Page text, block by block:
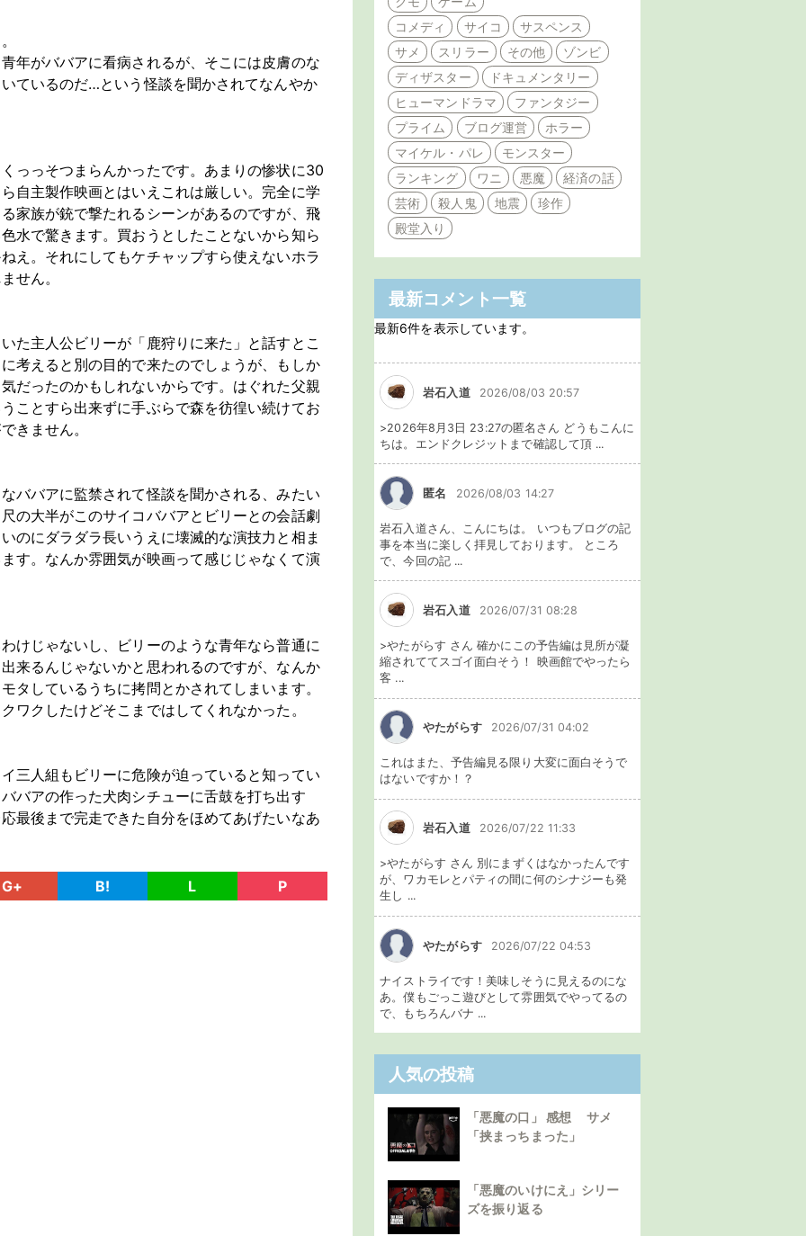
年がババアに看病されるが、そこには皮膚のな
ているのだ…という怪談を聞かされてなんやか
っっそつまらんかったです。あまりの惨状に30
自主製作映画とはいえこれは厳しい。完全に学
家族が銃で撃たれるシーンがあるのですが、飛
水で驚きます。買おうとしたことないから知ら
え。それにしてもケチャップすら使えないホラ
せん。
た主人公ビリーが「鹿狩りに来た」と話すとこ
考えると別の目的で来たのでしょうが、もしか
だったのかもしれないからです。はぐれた父親
ことすら出来ずに手ぶらで森を彷徨い続けてお
きません。
ババアに監禁されて怪談を聞かされる、みたい
の大半がこのサイコババアとビリーとの会話劇
のにダラダラ長いうえに壊滅的な演技力と相ま
す。なんか雰囲気が映画って感じじゃなくて演
けじゃないし、ビリーのような青年なら普通に
来るんじゃないかと思われるのですが、なんか
タしているうちに拷問とかされてしまいます。
ワクしたけどそこまではしてくれなかった。
三人組もビリーに危険が迫っていると知ってい
バアの作った犬肉シチューに舌鼓を打ち出す
最後まで完走できた自分をほめてあげたいなあ
G+ B! L P
コメディ
サイコ
サスペンス
サメ
スリラー その他
ゾンビ
ディザスター
ドキュメンタリー
ヒューマンドラマ
ファンタジー
プライム
ブログ運営
ホラー
マイケル・パレ
モンスター
ランキング
ワニ 悪魔
経済の話
芸術
殺人鬼 地震
珍作
殿堂入り
最新コメント一覧
最新6件を表示しています。
岩石入道 2026/08/03 20:57
>2026年8月3日 23:27の匿名さん どうもこんに
ちは。エンドクレジットまで確認して頂 ...
匿名 2026/08/03 14:27
岩石入道さん、こんにちは。 いつもブログの記
事を本当に楽しく拝見しております。 ところ
で、今回の記 ...
岩石入道 2026/07/31 08:28
>やたがらす さん 確かにこの予告編は見所が凝
縮されててスゴイ面白そう！ 映画館でやったら
客 ...
やたがらす 2026/07/31 04:02
これはまた、予告編見る限り大変に面白そうで
はないですか！？
岩石入道 2026/07/22 11:33
>やたがらす さん 別にまずくはなかったんです
が、ワカモレとパティの間に何のシナジーも発
生し ...
やたがらす 2026/07/22 04:53
ナイストライです！美味しそうに見えるのにな
あ。僕もごっこ遊びとして雰囲気でやってるの
で、もちろんバナ ...
人気の投稿
「悪魔の口」 感想 サメ
「挟まっちまった」
「悪魔のいけにえ」シリー
ズを振り返る